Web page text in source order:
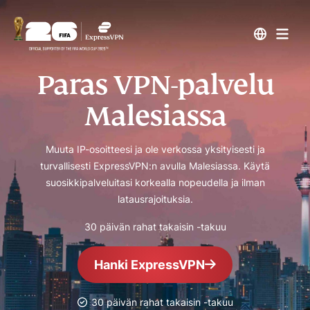
Paras VPN-palvelu
Malesiassa
Muuta IP-osoitteesi ja ole verkossa yksityisesti ja
turvallisesti ExpressVPN:n avulla Malesiassa. Käytä
suosikkipalveluitasi korkealla nopeudella ja ilman
latausrajoituksia.
30 päivän rahat takaisin -takuu
Hanki ExpressVPN
30 päivän rahat takaisin -takuu